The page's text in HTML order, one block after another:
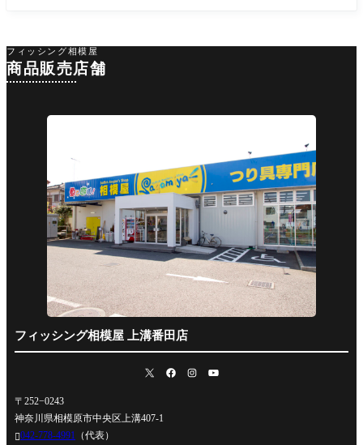
フィッシング相模屋
商品販売店舗
フィッシング相模屋 上溝番田店
〒252−0243
神奈川県相模原市中央区上溝407-1
042-778-4991 （代表）